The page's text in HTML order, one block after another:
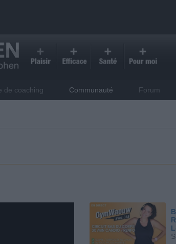
de coaching Communauté Forum